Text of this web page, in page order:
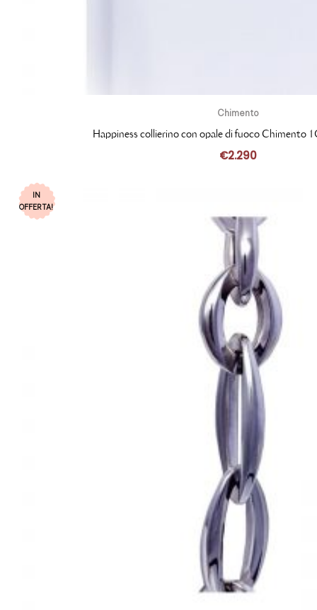
Chimento
Happiness collierino con opale di fuoco Chimento
€2.290
IN
OFFERTA!